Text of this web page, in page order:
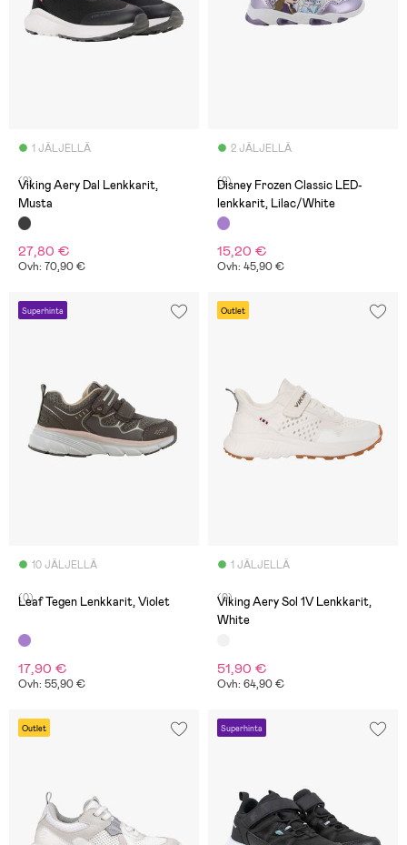
1 JÄLJELLÄ
(2)
Viking Aery Dal Lenkkarit,
Musta
27,80 €
Ovh: 70,90 €
2 JÄLJELLÄ
(2)
Disney Frozen Classic LED-
lenkkarit, Lilac/White
15,20 €
Ovh: 45,90 €
Superhinta
10 JÄLJELLÄ
(0)
Leaf Tegen Lenkkarit, Violet
17,90 €
Ovh: 55,90 €
Outlet
1 JÄLJELLÄ
(0)
Viking Aery Sol 1V Lenkkarit,
White
51,90 €
Ovh: 64,90 €
Outlet Superhinta